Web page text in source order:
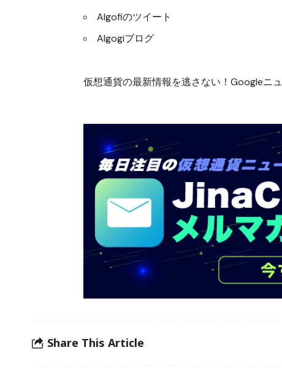
Algofiのツイート
Algogiブログ
仮想通貨の最新情報を逃さない！Googleニ
Share This Article